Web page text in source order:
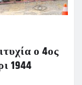
ο 4ος
1944